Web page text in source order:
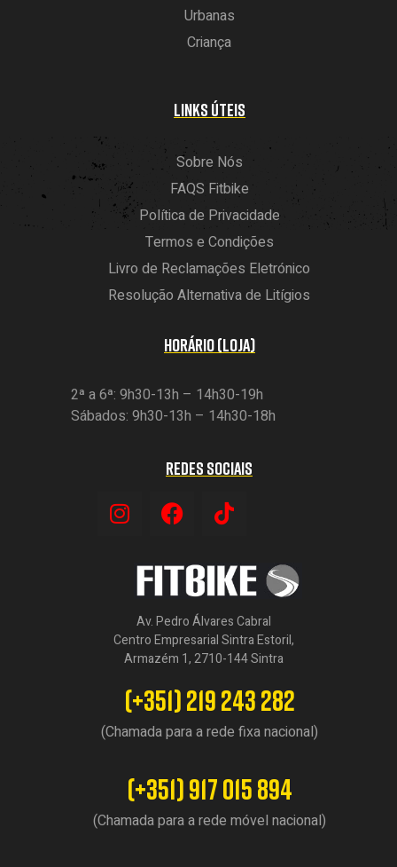
Urbanas
Criança
LINKS ÚTEIS
Sobre Nós
FAQS Fitbike
Política de Privacidade
Termos e Condições
Livro de Reclamações Eletrónico
Resolução Alternativa de Litígios
HORÁRIO (LOJA)
2ª a 6ª: 9h30-13h – 14h30-19h
Sábados: 9h30-13h – 14h30-18h
REDES SOCIAIS
Av. Pedro Álvares Cabral
Centro Empresarial Sintra Estoril,
Armazém 1, 2710-144 Sintra
(+351) 219 243 282
(Chamada para a rede fixa nacional)
(+351) 917 015 894
(Chamada para a rede móvel nacional)